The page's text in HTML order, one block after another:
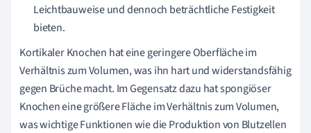
Leichtbauweise und dennoch beträchtliche Festigkeit
bieten.
Kortikaler Knochen hat eine geringere Oberfläche im
Verhältnis zum Volumen, was ihn hart und widerstandsfähig
gegen Brüche macht. Im Gegensatz dazu hat spongiöser
Knochen eine größere Fläche im Verhältnis zum Volumen,
was wichtige Funktionen wie die Produktion von Blutzellen